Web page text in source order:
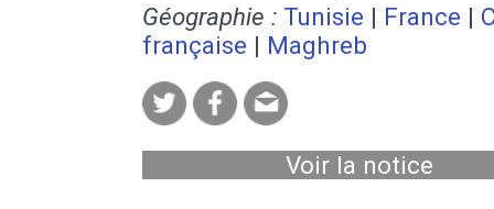
Géographie : Tunisie | France |
française | Maghreb
Voir la notice